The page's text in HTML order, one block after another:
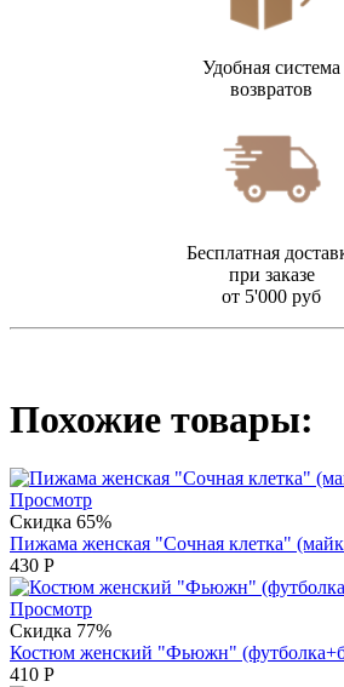
Удобная система
возвратов
Бесплатная
при заказе
от 5'000 руб
Похожие товары:
Просмотр
Скидка 65%
Пижама женская "Сочная клетка"
430 Р
Просмотр
Скидка 77%
Костюм женский "Фьюжн"
410 Р